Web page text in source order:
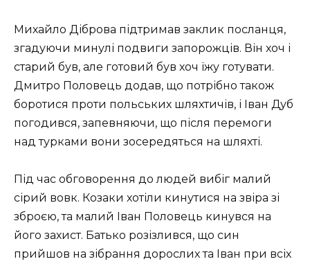
Михайло Діброва підтримав заклик посланця,
згадуючи минулі подвиги запорожців. Він хоч і
старий був, але готовий був хоч їжу готувати.
Дмитро Половець додав, що потрібно також
боротися проти польських шляхтичів, і Іван Дуб
погодився, запевняючи, що після перемоги
над турками вони зосередяться на шляхті.
Під час обговорення до людей вибіг малий
сірий вовк. Козаки хотіли кинутися на звіра зі
зброєю, та малий Іван Половець кинувся на
його захист. Батько розізлився, що син
прийшов на зібрання дорослих та Іван при всіх